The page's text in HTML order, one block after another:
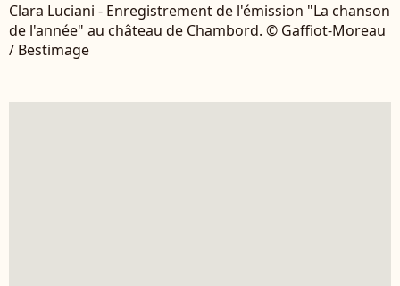
Clara Luciani - Enregistrement de l'émission "La chanson
de l'année" au château de Chambord. © Gaffiot-Moreau
/ Bestimage